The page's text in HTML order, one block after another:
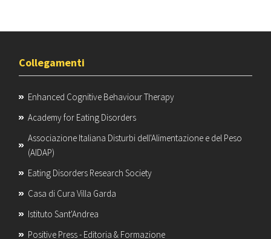
Collegamenti
Enhanced Cognitive Behaviour Therapy
Academy for Eating Disorders
Associazione Italiana Disturbi dell'Alimentazione e del Peso
(AIDAP)
Eating Disorders Research Society
Casa di Cura Villa Garda
Istituto Sant'Andrea
Positive Press - Editoria & Formazione